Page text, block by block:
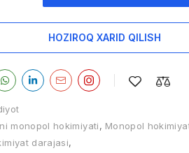
HOZIROQ XARID QILISH
monopol hokimiyati, Monopol
darajasi,